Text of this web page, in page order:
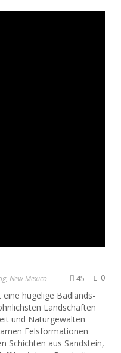
, New Mexico 0
45
hügelige Badlands-
Landschaften
und Naturgewalten
Felsformationen
Schichten aus Sandstein,